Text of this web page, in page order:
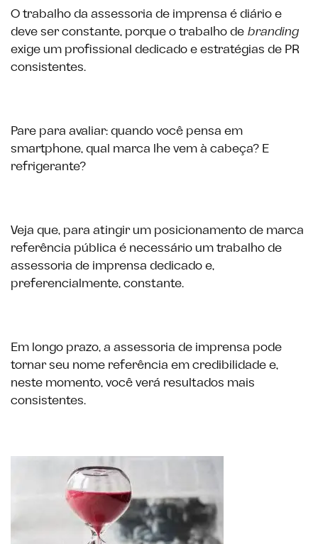
O trabalho da assessoria de imprensa é diário e
deve ser constante, porque o trabalho de branding
exige um profissional dedicado e estratégias de PR
consistentes.
Pare para avaliar: quando você pensa em
smartphone, qual marca lhe vem à cabeça? E
refrigerante?
Veja que, para atingir um posicionamento de marca
referência pública é necessário um trabalho de
assessoria de imprensa dedicado e,
preferencialmente, constante.
Em longo prazo, a assessoria de imprensa pode
tornar seu nome referência em credibilidade e,
neste momento, você verá resultados mais
consistentes.